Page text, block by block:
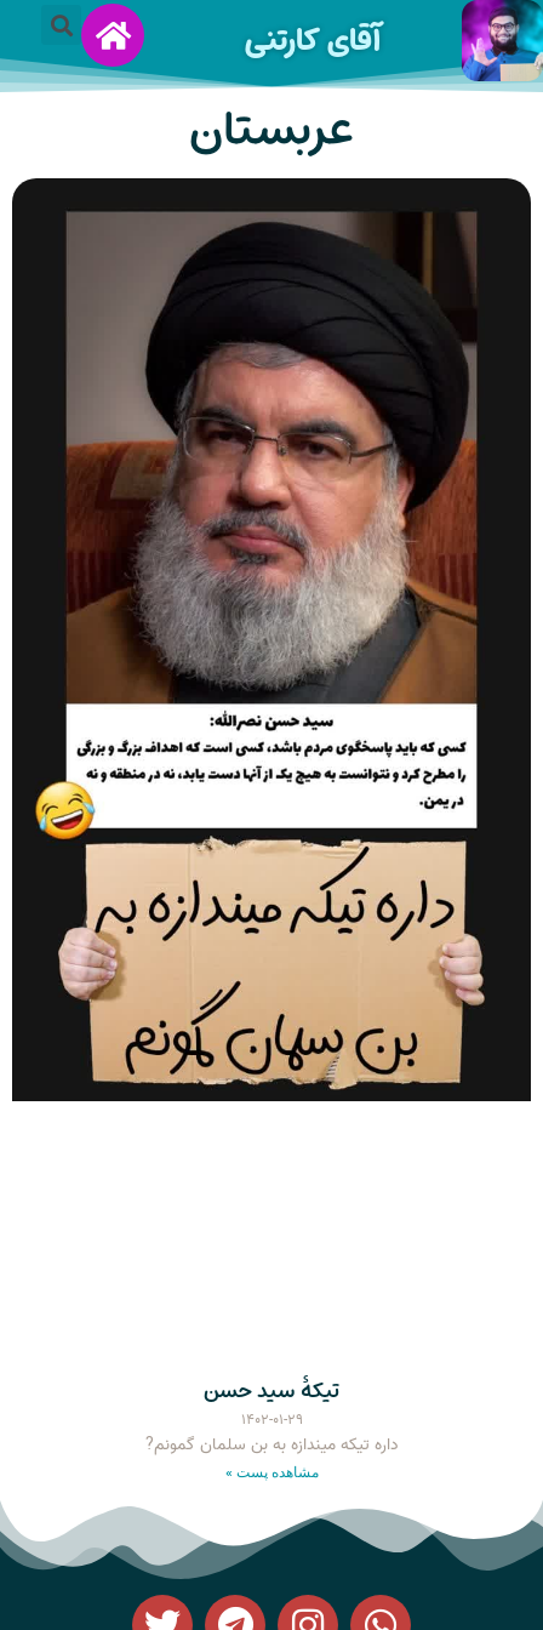
آقای کارتنی
عربستان
تیکۀ سید حسن
۱۴۰۲-۰۱-۲۹
داره تیکه میندازه به بن سلمان گمونم?
مشاهده پست »